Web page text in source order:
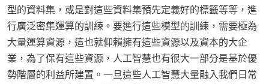
型的資料集，或是對這些資料集預先定義好的標籤等等，進
行廣泛密集運算的訓練。要進行這些模型的訓練，需要極為
大量運算資源，這也就仰賴擁有這些資源以及資本的大企
業，為了保有這些資源，人工智慧也有很大一部分是基於優
勢階層的利益所建置。一旦這些人工智慧大量融入我們日常